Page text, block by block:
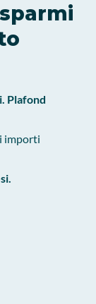
Plafond
importi